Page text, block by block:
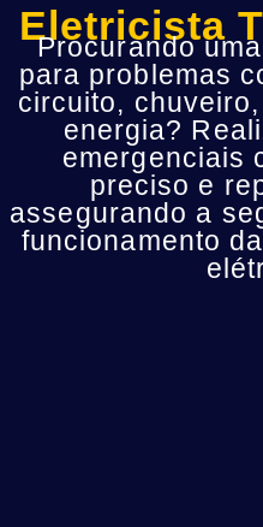
Eletricista
Procurando
para problemas
circuito,
energia?
emergenciais
preciso e
assegurando a
funcionamento